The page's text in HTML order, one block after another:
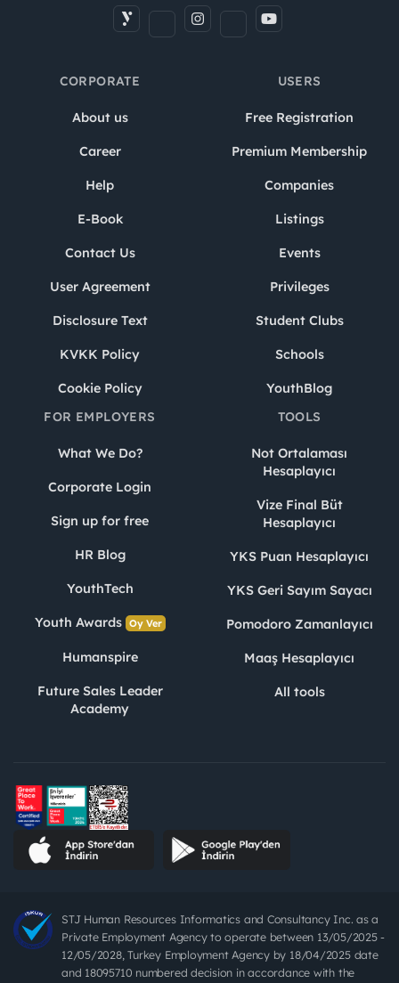
CORPORATE
About us
Career
Help
E-Book
Contact Us
User Agreement
Disclosure Text
KVKK Policy
Cookie Policy
USERS
Free Registration
Premium Membership
Companies
Listings
Events
Privileges
Student Clubs
Schools
YouthBlog
FOR EMPLOYERS
What We Do?
Corporate Login
Sign up for free
HR Blog
YouthTech
Youth Awards Oy Ver
Humanspire
Future Sales Leader
Academy
TOOLS
Not Ortalaması
Hesaplayıcı
Vize Final Büt
Hesaplayıcı
YKS Puan Hesaplayıcı
YKS Geri Sayım Sayacı
Pomodoro Zamanlayıcı
Maaş Hesaplayıcı
All tools
STJ Human Resources Informatics and Consultancy Inc. as a
Private Employment Agency to operate between 13/05/2025 -
12/05/2028, Turkey Employment Agency by 18/04/2025 date
and 18095710 numbered decision in accordance with the